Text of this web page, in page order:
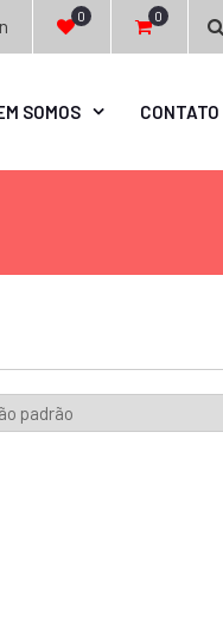
0 0
SOMOS CONTATO